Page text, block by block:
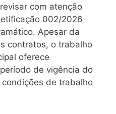
com atenção
002/2026
Apesar da
contratos, o trabalho
oferece
de vigência do
de trabalho